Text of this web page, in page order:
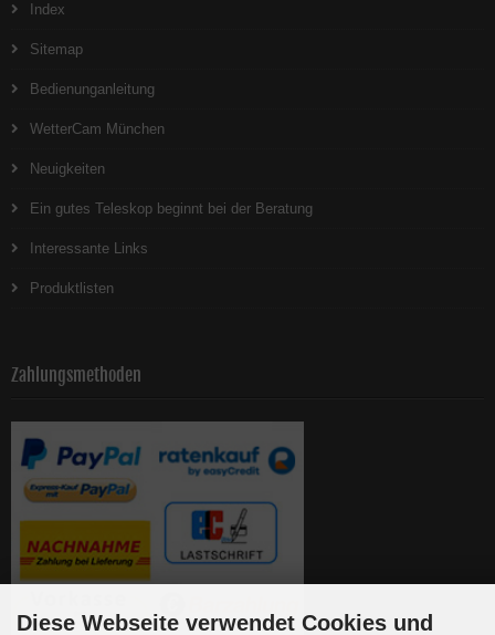
Index
Sitemap
Bedienunganleitung
WetterCam München
Neuigkeiten
Ein gutes Teleskop beginnt bei der Beratung
Interessante Links
Produktlisten
Zahlungsmethoden
Diese Webseite verwendet Cookies und